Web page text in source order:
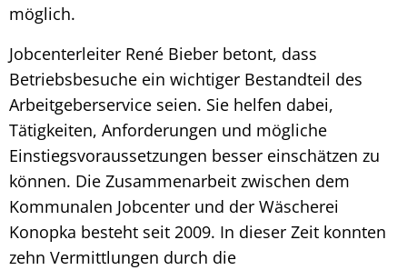
möglich.
Jobcenterleiter René Bieber betont, dass
Betriebsbesuche ein wichtiger Bestandteil des
Arbeitgeberservice seien. Sie helfen dabei,
Tätigkeiten, Anforderungen und mögliche
Einstiegsvoraussetzungen besser einschätzen zu
können. Die Zusammenarbeit zwischen dem
Kommunalen Jobcenter und der Wäscherei
Konopka besteht seit 2009. In dieser Zeit konnten
zehn Vermittlungen durch die